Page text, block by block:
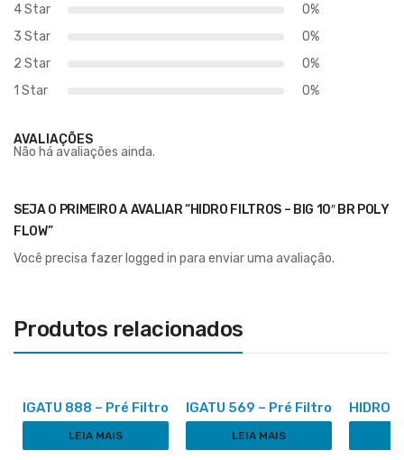
4 Star
0%
3 Star
0%
2 Star
0%
1 Star
0%
AVALIAÇÕES
Não há avaliações ainda.
SEJA O PRIMEIRO A AVALIAR “HIDRO FILTROS – BIG 10″ BR POLY
FLOW”
Você precisa fazer logged in para enviar uma avaliação.
Produtos relacionados
IGATU 888 – Pré Filtro
LEIA MAIS
IGATU 569 – Pré Filtro
LEIA MAIS
HIDRO